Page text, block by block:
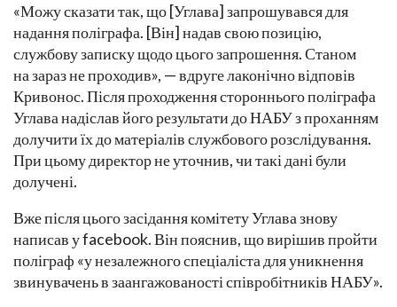
«Можу сказати так, що [Углава] запрошувався для
надання поліграфа. [Він] надав свою позицію,
службову записку щодо цього запрошення. Станом
на зараз не проходив», — вдруге лаконічно відповів
Кривонос. Після проходження стороннього поліграфа
Углава надіслав його результати до НАБУ з проханням
долучити їх до матеріалів службового розслідування.
При цьому директор не уточнив, чи такі дані були
долучені.
Вже після цього засідання комітету Углава знову
написав у facebook. Він пояснив, що вирішив пройти
поліграф «у незалежного спеціаліста для уникнення
звинувачень в заангажованості співробітників НАБУ».